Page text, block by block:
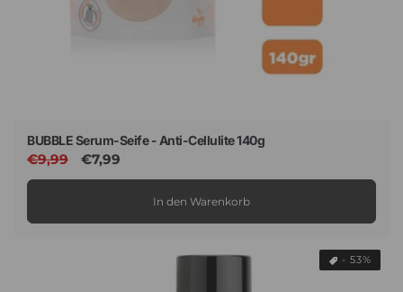
BUBBLE Serum-Seife - Anti-Cellulite 140g
Normaler
Preis
€9,99 Verkaufspreis
€7,99
In den Warenkorb
- 53%